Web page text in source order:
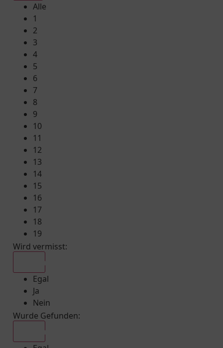
Alle
1
2
3
4
5
6
7
8
9
10
11
12
13
14
15
16
17
18
19
Wird vermisst:
Egal
Ja
Nein
Wurde Gefunden: